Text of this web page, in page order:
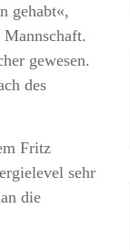
gehabt«,
gewesen.
des
Fritz
sehr
die